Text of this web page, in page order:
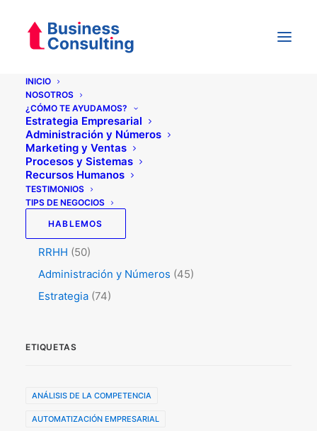
INICIO
NOSOTROS
¿CÓMO TE AYUDAMOS?
Estrategia Empresarial
Administración y Números
Marketing y Ventas
Procesos y Sistemas
Recursos Humanos
TESTIMONIOS
TIPS DE NEGOCIOS
HABLEMOS
Categorías
Testimonios(5)
Tips de Negocios
Marketing y Ventas
Procesos y Sistemas
RRHH (50)
Administración y Números (45)
Estrategia (74)
ETIQUETAS
ANÁLISIS DE LA COMPETENCIA
AUTOMATIZACIÓN EMPRESARIAL